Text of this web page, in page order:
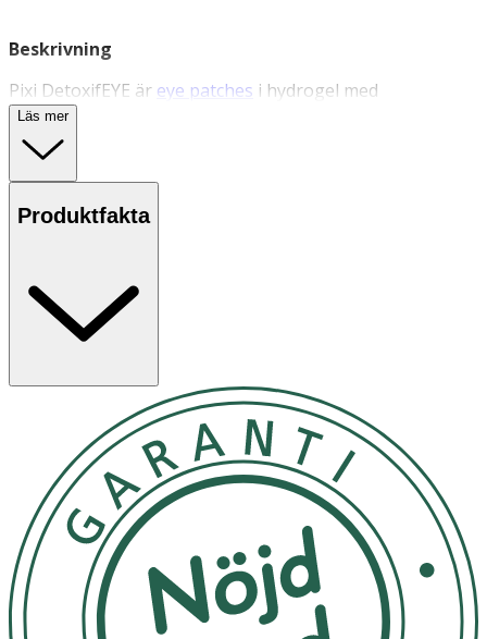
Beskrivning
Pixi DetoxifEYE är eye patches i hydrogel med
snabbverkande ingredienser som anpassar sig efter
formen runt ögat. DetoxifEYE innehåller ingredienser
som jobbar mot svullnad och trötta ögon. En förpackning
innehåller 30 par ögonmasker. Vegansk.
Användning
- Placera den tjockaste delen under den yttre ögonvrån.
Låt sitta i 10 min.
kylen ett tag innan användning.
Aqua/Water/Eau, Glycerin, Calcium Chloride, Xanthan
Gum, Ceratonia Siliqua (Carob) Gum, Niacinamide,
Butyrospermum Parkii (Shea) Butter, Chondrus Crispus
Powder, Allantoin, Arginine, Gold, Cocos Nucifera
(Coconut) Fruit Extract, Pinus Sylvestris Leaf Extract,
Cucumis Sativus (Cucumber) Fruit Extract, Rubus Idaeus
(Raspberry) Fruit Extract, Rubus Coreanus Fruit Extract,
Läs mer
Produktfakta